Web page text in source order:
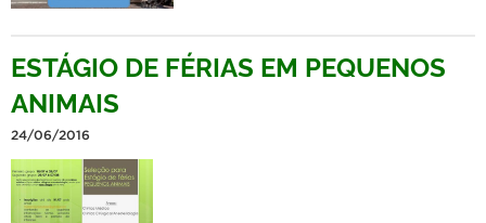
ESTÁGIO DE FÉRIAS EM PEQUENOS
ANIMAIS
24/06/2016